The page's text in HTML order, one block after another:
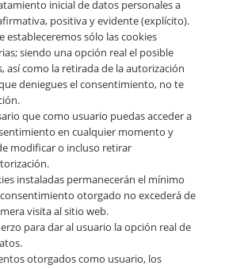
inicial de datos personales a
positiva y evidente (explícito).
estableceremos sólo las cookies
siendo una opción real el posible
así como la retirada de la autorización
deniegues el consentimiento, no te
que como usuario puedas acceder a
en cualquier momento y
modificar o incluso retirar
instaladas permanecerán el mínimo
otorgado no excederá de
visita al sitio web.
para dar al usuario la opción real de
otorgados como usuario, los